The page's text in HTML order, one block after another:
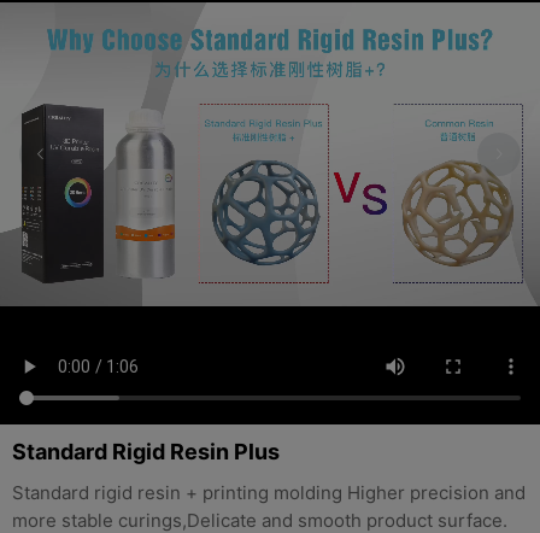
Standard Rigid Resin Plus
Standard rigid resin + printing molding Higher precision and
more stable curings,Delicate and smooth product surface.